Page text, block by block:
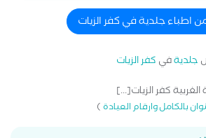
اطباء جلدية في كفر الزيات
جلديةفي كفر الزيات
كفر الزيات[...]
بالكامل وارقام العيادة)